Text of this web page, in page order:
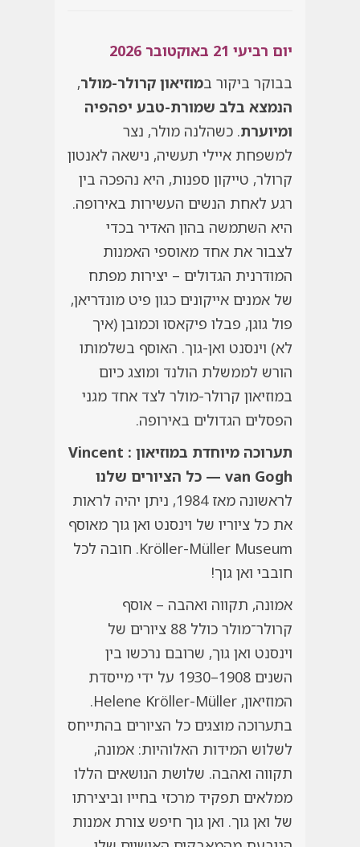
יום רביעי 21 באוקטובר 2026
בבוקר ביקור במוזיאון קרולר-מולר,
הנמצא בלב שמורת-טבע יפהפיה
ומיוערת. כשהלנה מולר, נצר
למשפחת איילי תעשיה, נישאה לאנטון
קרולר, טייקון ספנות, היא נהפכה בין
רגע לאחת הנשים העשירות באירופה.
היא השתמשה בהון האדיר בכדי
לצבור את אחד מאוספי האמנות
המודרנית הגדולים – יצירות מפתח
של אמנים אייקונים כגון פיט מונדריאן,
פול גוגן, פבלו פיקאסו וכמובן (איך
לא) וינסנט ואן-גוך. האוסף בשלמותו
הורש לממשלת הולנד ומוצג כיום
במוזיאון קרולר-מולר לצד אחד מגני
הפסלים הגדולים באירופה.
תערוכה מיוחדת במוזיאון : Vincent
van Gogh — כל הציורים שלנו
לראשונה מאז 1984, ניתן יהיה לראות
את כל ציוריו של וינסנט ואן גוך מאוסף
Kröller-Müller Museum. חובה לכל
חובבי ואן גוך!
אמונה, תקווה ואהבה – אוסף
קרולר־מולר כולל 88 ציורים של
וינסנט ואן גוך, שרובם נרכשו בין
השנים 1908–1930 על ידי מייסדת
המוזיאון, Helene Kröller-Müller.
בתערוכה מוצגים כל הציורים בהתייחס
לשלוש המידות האלוהיות: אמונה,
תקווה ואהבה. שלושת הנושאים הללו
ממלאים תפקיד מרכזי בחייו וביצירתו
של ואן גוך. ואן גוך חיפש צורת אמנות